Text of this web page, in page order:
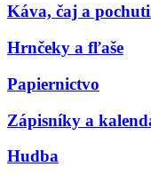
Káva, čaj a
Hrnčeky a fľaše
Papiernictvo
Zápisníky a
Hudba